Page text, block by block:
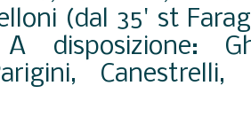
(dal 35' st
disposizione:
Canestrelli,